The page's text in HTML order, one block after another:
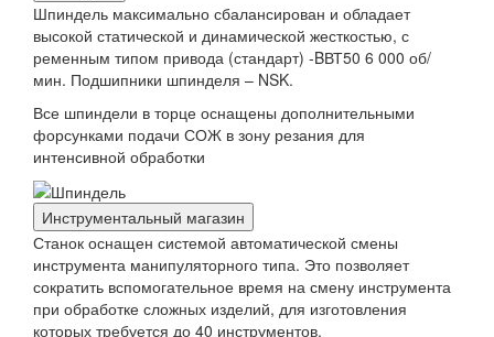
Шпиндель максимально сбалансирован и обладает
высокой статической и динамической жесткостью, с
ременным типом привода (стандарт) -BВТ50 6 000 об/
мин. Подшипники шпинделя – NSK.
Все шпиндели в торце оснащены дополнительными
форсунками подачи СОЖ в зону резания для
интенсивной обработки
Инструментальный магазин
Станок оснащен системой автоматической смены
инструмента манипуляторного типа. Это позволяет
сократить вспомогательное время на смену инструмента
при обработке сложных изделий, для изготовления
которых требуется до 40 инструментов.